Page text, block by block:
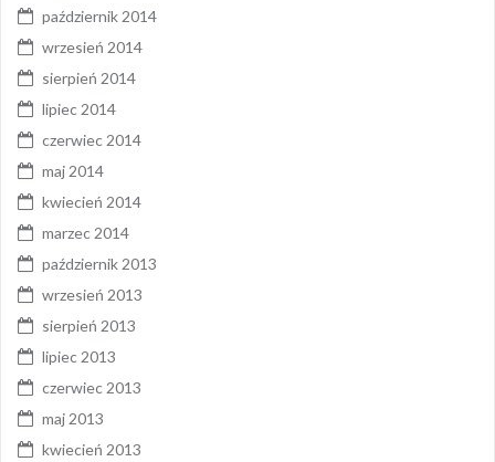
październik 2014
wrzesień 2014
sierpień 2014
lipiec 2014
czerwiec 2014
maj 2014
kwiecień 2014
marzec 2014
październik 2013
wrzesień 2013
sierpień 2013
lipiec 2013
czerwiec 2013
maj 2013
kwiecień 2013